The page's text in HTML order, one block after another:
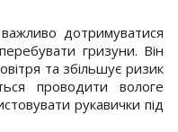
дотримуватися
гризуни. Він
та збільшує ризик
проводити вологе
рукавички під